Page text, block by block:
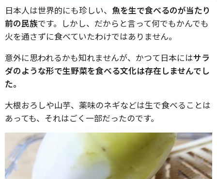
日本人は世界的にも珍しい、 魚を生で食べるのが当たり
前の民族です。しかし、だからと言って何でもかんでも
火を通さずに食べていたわけではありません。
意外に思われるかも知れませんが、かつて日本にはサラ
ダのような形で生野菜を食べる文化は存在しませんでし
た。
大根おろしや山芋、薬味のネギなどは生で食べることは
あっても、それはごく一部だったのです。